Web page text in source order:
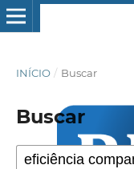
INÍCIO / Buscar
Buscar